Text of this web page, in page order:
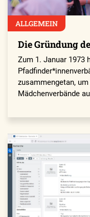
ALLGEMEIN
Die Gründung
Zum 1. Januar 1973
zusammengetan,
Mädchenverbände